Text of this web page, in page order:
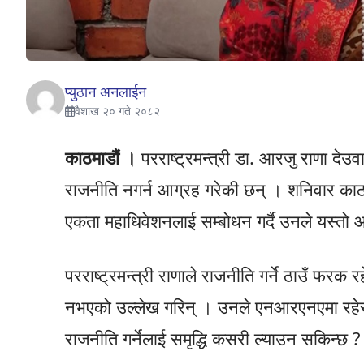
प्युठान अनलाईन
वैशाख २० गते २०८२
काठमाडौं । परराष्ट्रमन्त्री डा. आरजु राणा
राजनीति नगर्न आग्रह गरेकी छन् । शनिवार
एकता महाधिवेशनलाई सम्बोधन गर्दै उनले
परराष्ट्रमन्त्री राणाले राजनीति गर्ने ठाउँ
नभएको उल्लेख गरिन् । उनले एनआरएनएमा रहेर
राजनीति गर्नेलाई समृद्धि कसरी ल्याउन